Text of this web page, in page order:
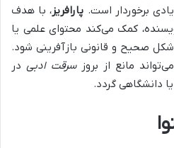
برخوردار است. پارافریز، با هدف
کمک می‌کند محتوای علمی یا
صحیح و قانونی بازآفرینی شود.
مانع از بروزسرقت ادبی در
دانشگاهی گردد.